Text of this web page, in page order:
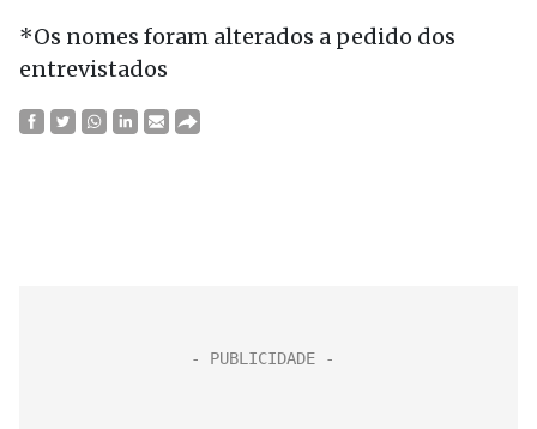
*Os nomes foram alterados a pedido dos
entrevistados